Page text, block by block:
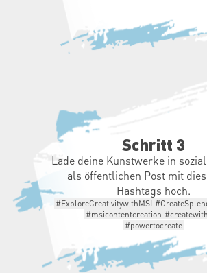
Schritt 3
Lade deine Kunstwerke in
als öffentlichen Post mit
Hashtags hoch.
#ExploreCreativitywithMSI
#msicontentcreation
#powertocreate